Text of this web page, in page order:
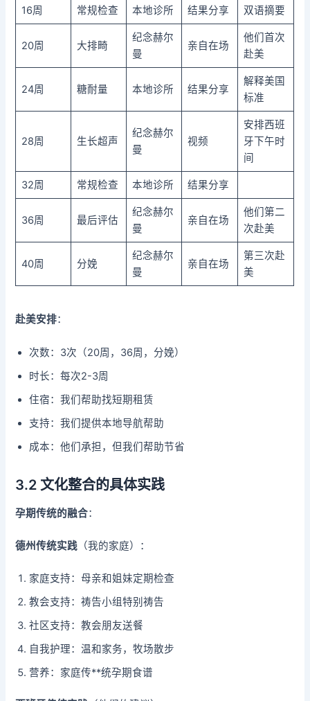
16周 常规检查 本地诊所 结果分享 双语摘要
20周 大排畸
纪念赫尔
曼
亲自在场
他们首次
赴美
24周 糖耐量 本地诊所 结果分享
解释美国
标准
28周 生长超声
纪念赫尔
曼
视频
安排西班
牙下午时
间
32周 常规检查 本地诊所 结果分享
36周 最后评估
纪念赫尔
曼
亲自在场
他们第二
次赴美
40周 分娩
纪念赫尔
曼
亲自在场
第三次赴
美
赴美安排：
次数：3次（20周，36周，分娩）
时长：每次2-3周
住宿：我们帮助找短期租赁
支持：我们提供本地导航帮助
成本：他们承担，但我们帮助节省
3.2 文化整合的具体实践
孕期传统的融合：
德州传统实践 （我的家庭）：
家庭支持：母亲和姐妹定期检查
教会支持：祷告小组特别祷告
社区支持：教会朋友送餐
自我护理：温和家务，牧场散步
营养：家庭传**统孕期食谱